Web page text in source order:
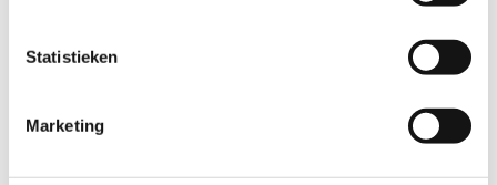
Statistieken
Marketing
post HBO-opleiding en gericht op het onderzoeken,
analyseren en behandelen van klachten in de lage rug –
en het bekkengebied. Het bekken is het centrale punt in
het lichaam van waaruit we bewegen en voelen. Bij een
dysbalans rondom het bekken, een verkeerde houding
of door een verkeerde manier van bewegen, kunnen